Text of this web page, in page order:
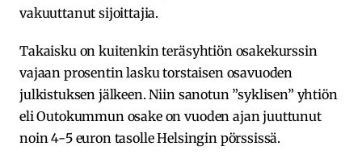
vakuuttanut sijoittajia.
Takaisku on kuitenkin teräsyhtiön osakekurssin
vajaan prosentin lasku torstaisen osavuoden
julkistuksen jälkeen. Niin sanotun ”syklisen” yhtiön
eli Outokummun osake on vuoden ajan juuttunut
noin 4-5 euron tasolle Helsingin pörssissä.